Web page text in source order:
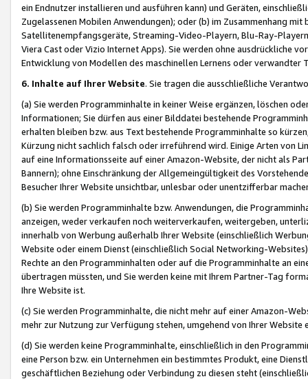
ein Endnutzer installieren und ausführen kann) und Geräten,
Zugelassenen Mobilen Anwendungen); oder (b) im Zusammenhang
Satellitenempfangsgeräte, Streaming-Video-Playern, Blu-Ray-
Viera Cast oder Vizio Internet Apps). Sie werden ohne ausdrückliche
Entwicklung von Modellen des maschinellen Lernens oder
6. Inhalte auf Ihrer Website. Sie tragen die ausschließliche
(a) Sie werden Programminhalte in keiner Weise ergänzen, löschen
Informationen; Sie dürfen aus einer Bilddatei bestehende
erhalten bleiben bzw. aus Text bestehende Programminhalte so
Kürzung nicht sachlich falsch oder irreführend wird. Einige Arten von
auf eine Informationsseite auf einer Amazon-Website, der nicht als
Bannern); ohne Einschränkung der Allgemeingültigkeit des
Besucher Ihrer Website unsichtbar, unlesbar oder unentzifferbar
(b) Sie werden Programminhalte bzw. Anwendungen, die
anzeigen, weder verkaufen noch weiterverkaufen, weitergeben,
innerhalb von Werbung außerhalb Ihrer Website (einschließlich
Website oder einem Dienst (einschließlich Social Networking-
Rechte an den Programminhalten oder auf die Programminhalte an
übertragen müssten, und Sie werden keine mit Ihrem Partner-Tag
Ihre Website ist.
(c) Sie werden Programminhalte, die nicht mehr auf einer Amazon-
mehr zur Nutzung zur Verfügung stehen, umgehend von Ihrer
(d) Sie werden keine Programminhalte, einschließlich in den
eine Person bzw. ein Unternehmen ein bestimmtes Produkt, eine
geschäftlichen Beziehung oder Verbindung zu diesen steht